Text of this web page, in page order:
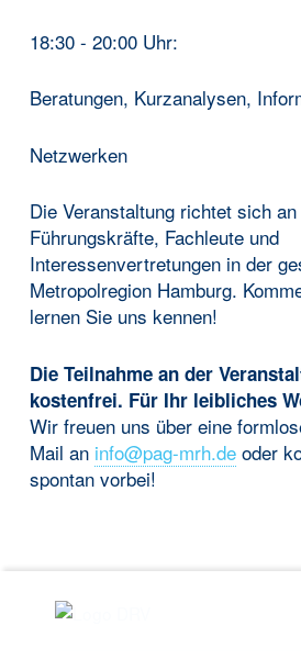
18:30 - 20:00 Uhr:
Beratungen, Kurzanalysen,
Netzwerken
Die Veranstaltung richtet sich
Führungskräfte, Fachleute und
Interessenvertretungen in der
Metropolregion Hamburg.
lernen Sie uns kennen!
Die Teilnahme an der
kostenfrei. Für Ihr leibliches
Wir freuen uns über eine
Mail an info@pag-mrh.deoder
spontan vorbei!